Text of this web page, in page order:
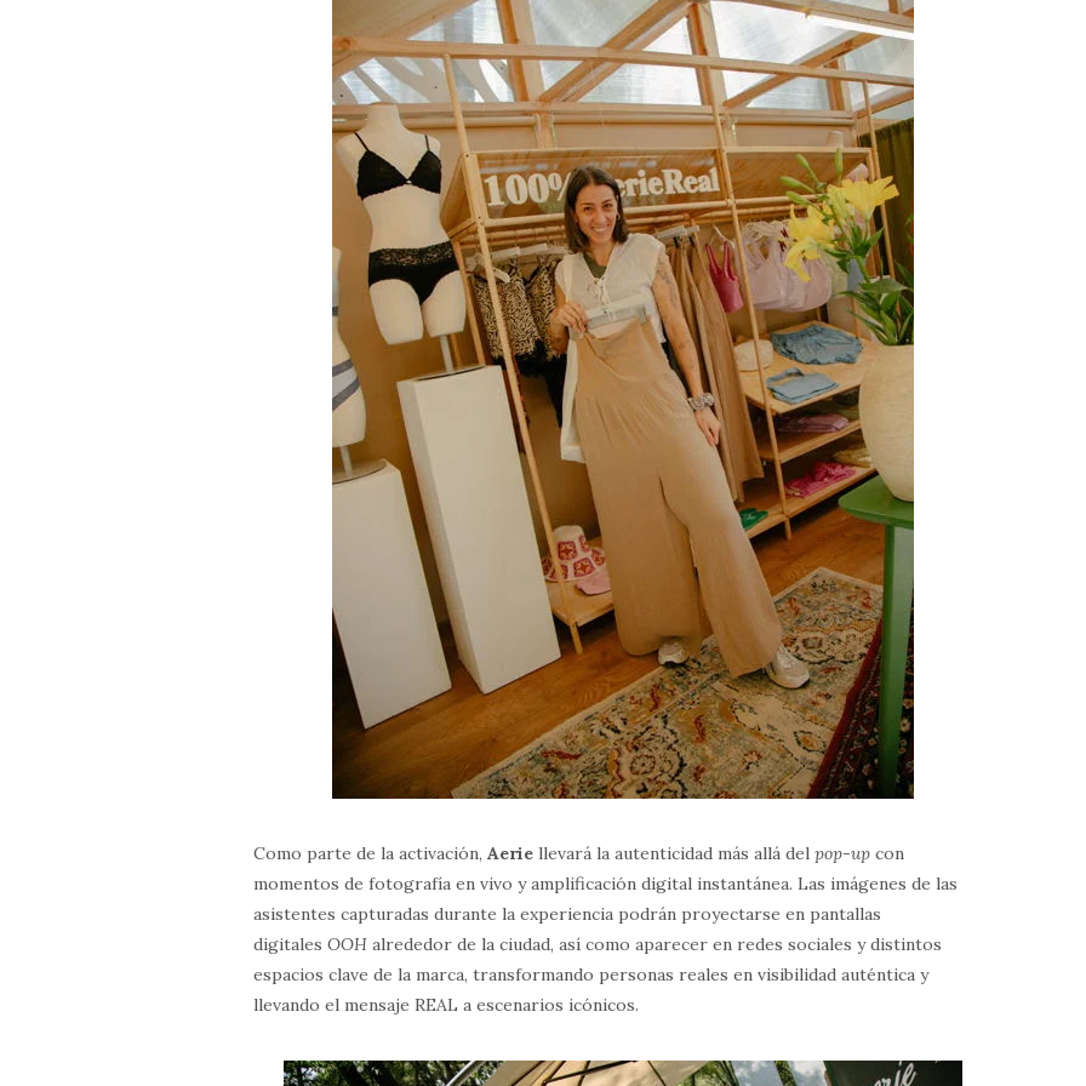
Como parte de la activación, Aerie llevará la autenticidad más allá del pop-up con
momentos de fotografía en vivo y amplificación digital instantánea. Las imágenes de las
asistentes capturadas durante la experiencia podrán proyectarse en pantallas
digitalesOOH alrededor de la ciudad, así como aparecer en redes sociales y distintos
espacios clave de la marca, transformando personas reales en visibilidad auténtica y
llevando el mensaje REAL a escenarios icónicos.